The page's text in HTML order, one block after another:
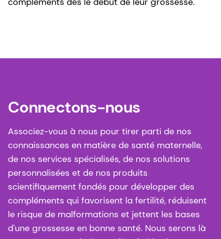
Connectons-nous
Associez-vous à nous pour tirer parti de nos
connaissances en matière de santé maternelle,
de nos services spécialisés, de nos solutions
personnalisées et de nos produits
scientifiquement fondés pour développer des
compléments qui favorisent la fertilité, réduisent
le risque de malformations et jettent les bases
d'une grossesse en bonne santé. Nous serons là